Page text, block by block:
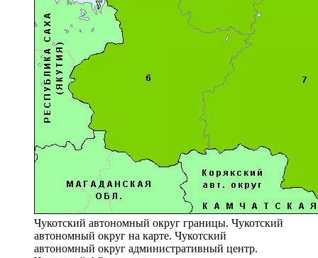
Чукотский автономный округ границы. Чукотский
автономный округ на карте. Чукотский
автономный округ административный центр.